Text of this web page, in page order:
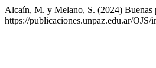
Alcaín, M. y Melano, S. (2024) Buenas
https://publicaciones.unpaz.edu.ar/